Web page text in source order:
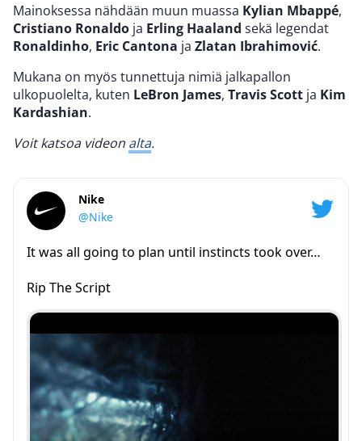
Mainoksessa nähdään muun muassa Kylian Mbappé,
Cristiano Ronaldo ja Erling Haaland sekä legendat
Ronaldinho, Eric Cantona ja Zlatan Ibrahimović.
Mukana on myös tunnettuja nimiä jalkapallon
ulkopuolelta, kuten LeBron James, Travis Scott ja Kim
Kardashian.
Voit katsoa videon alta.
Nike
@Nike
It was all going to plan until instincts took over…
Rip The Script